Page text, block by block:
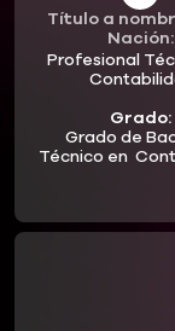
Título a
Nación:
Profesional
Grado:
Grado de
Técnico en